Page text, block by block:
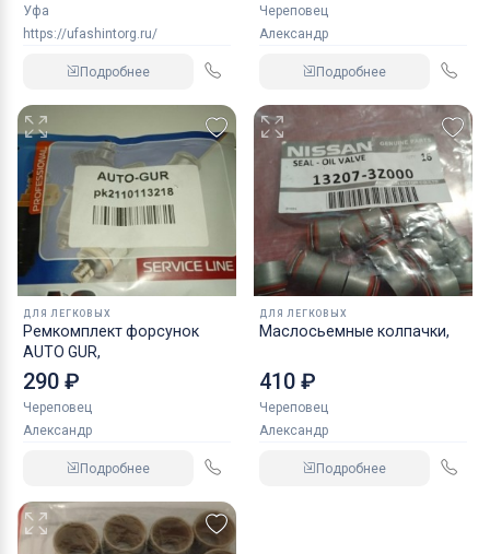
Уфа
https://ufashintorg.ru/
Подробнее
Череповец
Александр
Подробнее
ДЛЯ ЛЕГКОВЫХ
Ремкомплект форсунок
AUTO GUR,
290 ₽
Череповец
Александр
Подробнее
ДЛЯ ЛЕГКОВЫХ
Маслосьемные колпачки,
410 ₽
Череповец
Александр
Подробнее